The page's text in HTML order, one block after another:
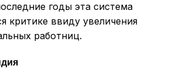
годы эта система
критике ввиду увеличения
работниц.